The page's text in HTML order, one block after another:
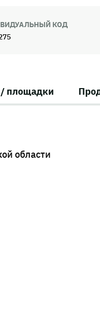
КОД
площадки
области